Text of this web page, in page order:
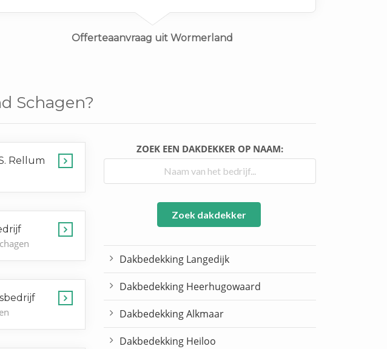
Offerteaanvraag uit Wormerland
Schagen?
Rellum
ZOEK EEN DAKDEKKER OP NAAM:
Zoek dakdekker
Dakbedekking Langedijk
Dakbedekking Heerhugowaard
Dakbedekking Alkmaar
Dakbedekking Heiloo